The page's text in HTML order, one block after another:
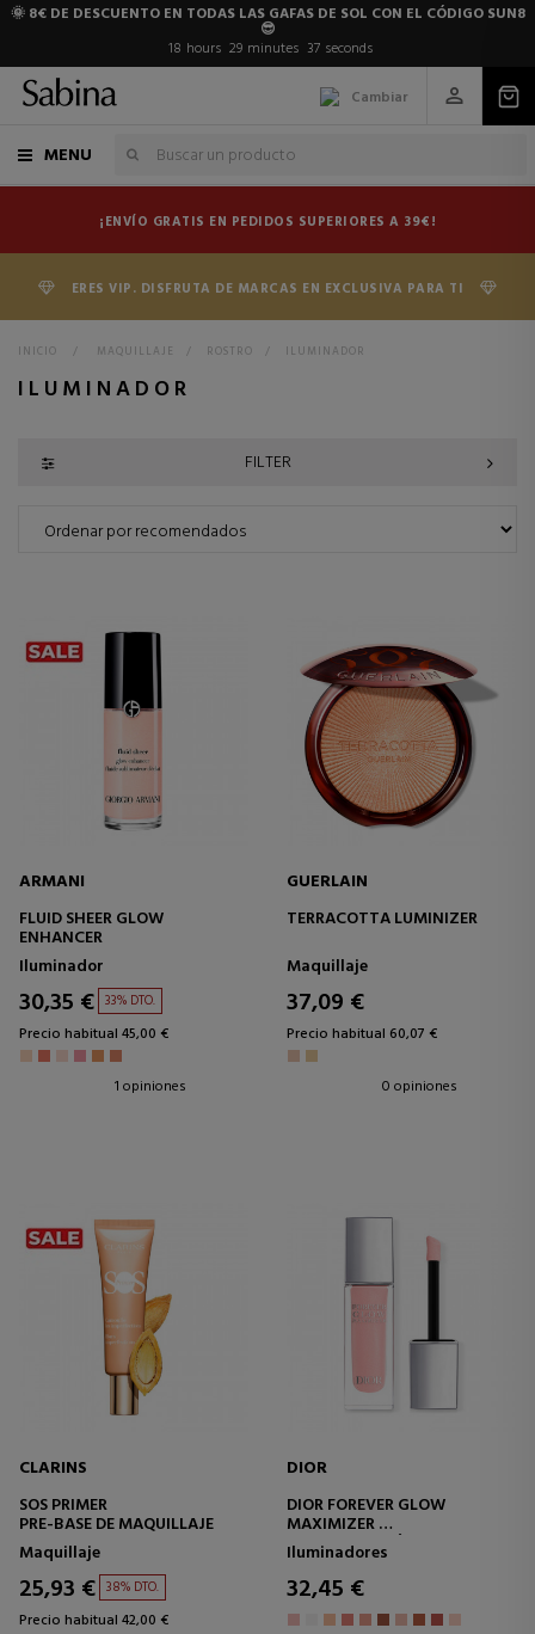
🌞 8€ DE DESCUENTO EN TODAS LAS GAFAS DE SOL CON EL CÓDIGO SUN8
😎
18 hours 29 minutes 36 seconds
Cambiar
MENU
¡ENVÍO GRATIS EN PEDIDOS SUPERIORES A 39€!
ERES VIP. DISFRUTA DE MARCAS EN EXCLUSIVA PARA TI
INICIO > MAQUILLAJE > ROSTRO > ILUMINADOR
ILUMINADOR
FILTER
ARMANI
FLUID SHEER GLOW
ENHANCER
Iluminador
30,35 € 33% DTO.
Precio habitual 45,00 €
1 opiniones
GUERLAIN
TERRACOTTA LUMINIZER
Maquillaje
37,09 €
Precio habitual 60,07 €
0 opiniones
CLARINS
SOS PRIMER
PRE-BASE DE MAQUILLAJE
Maquillaje
25,93 € 38% DTO.
Precio habitual 42,00 €
DIOR
DIOR FOREVER GLOW
MAXIMIZER
ILUMINADOR LÍQUIDO DE
LARGA DURACIÓN
Iluminadores
32,45 €